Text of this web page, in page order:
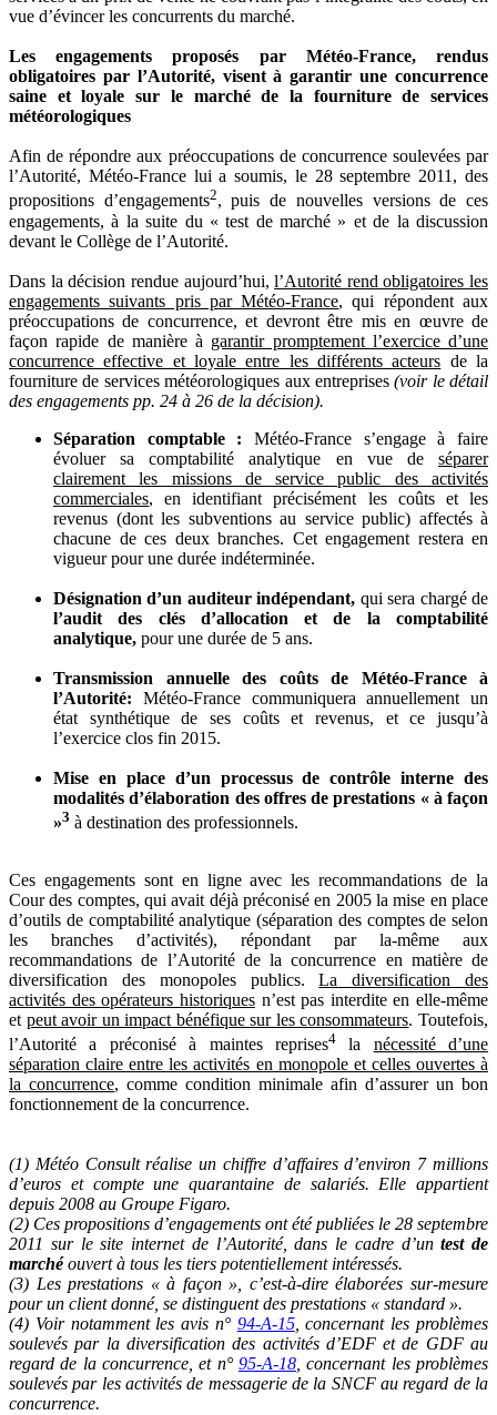
vue d’évincer les concurrents du marché.
Les engagements proposés par Météo-France, rendus
obligatoires par l’Autorité, visent à garantir une concurrence
saine et loyale sur le marché de la fourniture de services
météorologiques
Afin de répondre aux préoccupations de concurrence soulevées par
l’Autorité, Météo-France lui a soumis, le 28 septembre 2011, des
propositions d’engagements2, puis de nouvelles versions de ces
engagements, à la suite du « test de marché » et de la discussion
devant le Collège de l’Autorité.
Dans la décision rendue aujourd’hui,l’Autorité rend obligatoires les
engagements suivants pris par Météo-France, qui répondent aux
préoccupations de concurrence, et devront être mis en œuvre de
façon rapide de manière à garantir promptement l’exercice d’une
concurrence effective et loyale entre les différents acteurs de la
fourniture de services météorologiques aux entreprises(voir le détail
des engagements pp. 24 à 26 de la décision).
Séparation comptable : Météo-France s’engage à faire
évoluer sa comptabilité analytique en vue de séparer
clairement les missions de service public des activités
commerciales, en identifiant précisément les coûts et les
revenus (dont les subventions au service public) affectés à
chacune de ces deux branches. Cet engagement restera en
vigueur pour une durée indéterminée.
Désignation d’un auditeur indépendant, qui sera chargé de
l’audit des clés d’allocation et de la comptabilité
analytique, pour une durée de 5 ans.
Transmission annuelle des coûts de Météo-France à
l’Autorité: Météo-France communiquera annuellement un
état synthétique de ses coûts et revenus, et ce jusqu’à
l’exercice clos fin 2015.
Mise en place d’un processus de contrôle interne des
modalités d’élaboration des offres de prestations « à façon
»3 à destination des professionnels.
Ces engagements sont en ligne avec les recommandations de la
Cour des comptes, qui avait déjà préconisé en 2005 la mise en place
d’outils de comptabilité analytique (séparation des comptes de selon
les branches d’activités), répondant par la-même aux
recommandations de l’Autorité de la concurrence en matière de
diversification des monopoles publics.La diversification des
activités des opérateurs historiquesn’est pas interdite en elle-même
et peut avoir un impact bénéfique sur les consommateurs. Toutefois,
l’Autorité a préconisé à maintes reprises4la nécessité d’une
séparation claire entre les activités en monopole et celles ouvertes à
la concurrence, comme condition minimale afin d’assurer un bon
fonctionnement de la concurrence.
(1) Météo Consult réalise un chiffre d’affaires d’environ 7 millions
d’euros et compte une quarantaine de salariés. Elle appartient
depuis 2008 au Groupe Figaro.
(2) Ces propositions d’engagements ont été publiées le 28 septembre
2011 sur le site internet de l’Autorité, dans le cadre d’untest de
marchéouvert à tous les tiers potentiellement intéressés.
(3) Les prestations « à façon », c’est-à-dire élaborées sur-mesure
pour un client donné, se distinguent des prestations « standard ».
(4) Voir notamment les avis n° 94-A-15, concernant les problèmes
soulevés par la diversification des activités d’EDF et de GDF au
regard de la concurrence, et n° 95-A-18 , concernant les problèmes
soulevés par les activités de messagerie de la SNCF au regard de la
concurrence.